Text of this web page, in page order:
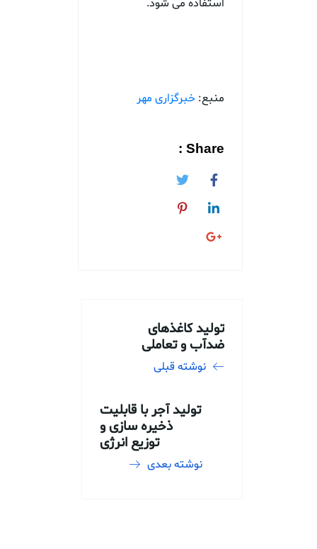
استفاده می شود.
منبع: خبرگزاری مهر
Share :
تولید کاغذهای
ضدآب و تعاملی
نوشته قبلی
تولید آجر با قابلیت
ذخیره سازی و
توزیع انرژی
نوشته بعدی